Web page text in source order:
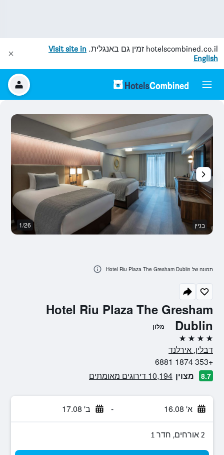
hotelscombined.co.il זמין גם באנגלית. Visit site in
English
Hotel Riu Plaza The Gresham
Dublin
מלון
4 כוכבים
דבלין, אירלנד
+353 1874 6881
8.7 מצוין 10,194 דירוגים מאומתים
א' 16.08 - ב' 17.08
2 אורחים, חדר 1
בניין 1/26
תמונה של Hotel Riu Plaza The Gresham Dublin